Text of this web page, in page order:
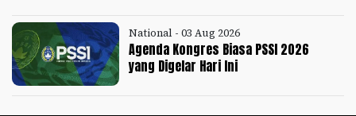
National - 03 Aug 2026
Agenda Kongres Biasa PSSI 2026
yang Digelar Hari Ini